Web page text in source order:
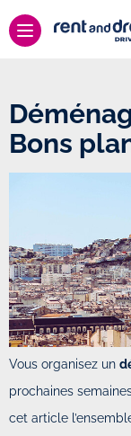
Bons
Vous organisez un
prochaines
cet article